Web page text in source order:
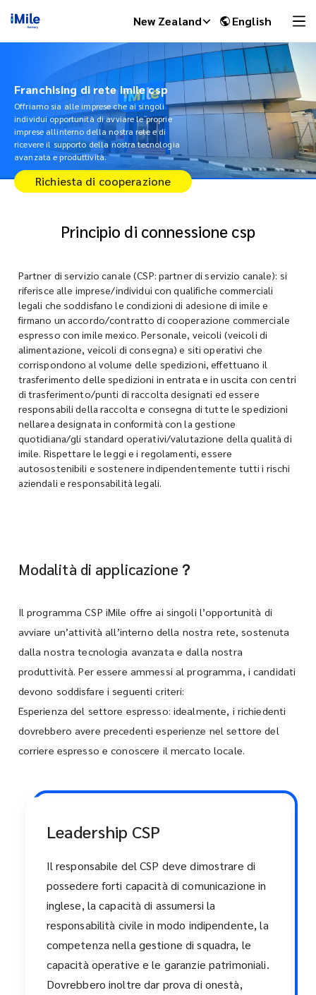
New Zealand English
Franchising di rete imile csp
Offriamo sia alle imprese che ai singoli
individui opportunità di avviare le proprie
imprese allinterno della nostra rete e di
ricevere il supporto della nostra tecnologia
avanzata e produttività.
Richiesta di cooperazione
Principio di connessione csp
Partner di servizio canale (CSP: partner di servizio canale): si
riferisce alle imprese/individui con qualifiche commerciali
legali che soddisfano le condizioni di adesione di imile e
firmano un accordo/contratto di cooperazione commerciale
espresso con imile mexico. Personale, veicoli (veicoli di
alimentazione, veicoli di consegna) e siti operativi che
corrispondono al volume delle spedizioni, effettuano il
trasferimento delle spedizioni in entrata e in uscita con centri
di trasferimento/punti di raccolta designati ed essere
responsabili della raccolta e consegna di tutte le spedizioni
nellarea designata in conformità con la gestione
quotidiana/gli standard operativi/valutazione della qualità di
imile. Rispettare le leggi e i regolamenti, essere
autosostenibili e sostenere indipendentemente tutti i rischi
aziendali e responsabilità legali.
Modalità di applicazione？
Il programma CSP iMile offre ai singoli l’opportunità di
avviare un’attività all’interno della nostra rete, sostenuta
dalla nostra tecnologia avanzata e dalla nostra
produttività. Per essere ammessi al programma, i candidati
devono soddisfare i seguenti criteri:
Esperienza del settore espresso: idealmente, i richiedenti
dovrebbero avere precedenti esperienze nel settore del
corriere espresso e conoscere il mercato locale.
Leadership CSP
Il responsabile del CSP deve dimostrare di
possedere forti capacità di comunicazione in
inglese, la capacità di assumersi la
responsabilità civile in modo indipendente, la
competenza nella gestione di squadra, le
capacità operative e le garanzie patrimoniali.
Dovrebbero inoltre dar prova di onestà,
iMile Chat